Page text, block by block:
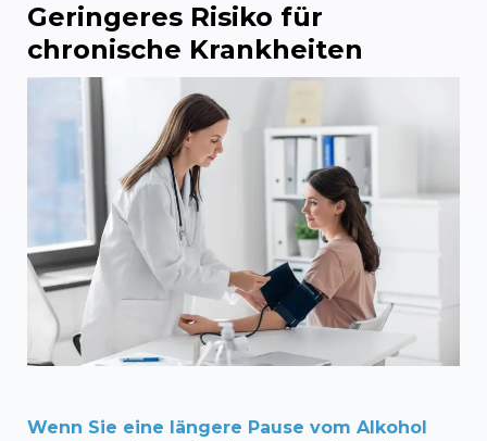
Geringeres Risiko für
chronische Krankheiten
Wenn Sie eine längere Pause vom Alkohol